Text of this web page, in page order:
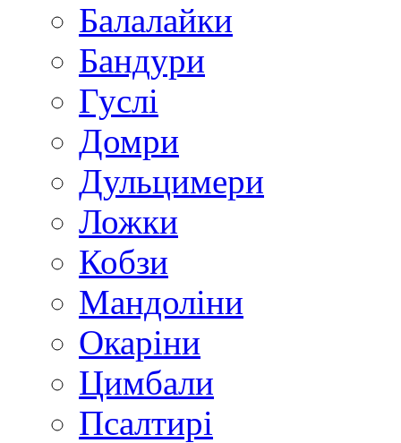
Балалайки
Бандури
Гуслі
Домри
Дульцимери
Ложки
Кобзи
Мандоліни
Окаріни
Цимбали
Псалтирі